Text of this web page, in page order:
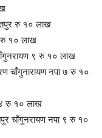
रु १० लाख
रु १० लाख
९ रु १० लाख
चाँगुनारायण नपा ७ रु १०
४ रु १० लाख
चाँगुनरायण नपा ९ रु १०